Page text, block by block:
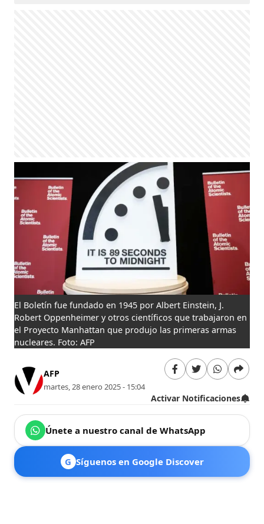
El Boletín fue fundado en 1945 por Albert Einstein, J.
Robert Oppenheimer y otros científicos que trabajaron en
el Proyecto Manhattan que produjo las primeras armas
nucleares. Foto: AFP
AFP
martes, 28 enero 2025 - 15:04
Activar Notificaciones
Únete a nuestro canal de WhatsApp
G Síguenos en Google Discover